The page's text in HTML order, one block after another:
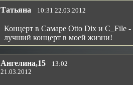
Татьяна 10:31 22.03.2012
Концерт в Самаре Оtto Dix и С_File -
лучший концерт в моей жизни!
Ангелина,15
13:02
21.03.2012